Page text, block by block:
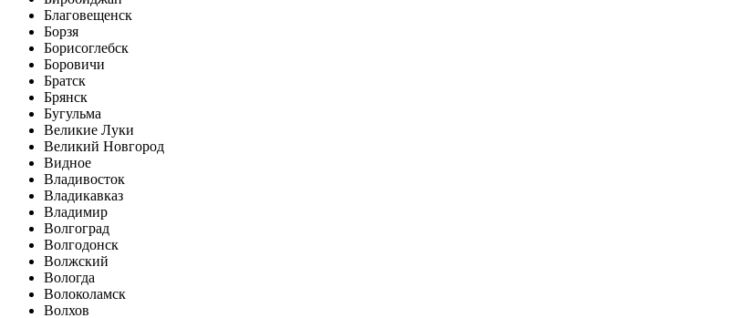
Благовещенск
Борзя
Борисоглебск
Боровичи
Братск
Брянск
Бугульма
Великие Луки
Великий Новгород
Видное
Владивосток
Владикавказ
Владимир
Волгоград
Волгодонск
Волжский
Вологда
Волоколамск
Волхов